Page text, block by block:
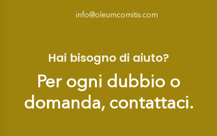
info@oleumcomitis.com
Hai bisogno di aiuto?
Per ogni dubbio o
domanda, contattaci.